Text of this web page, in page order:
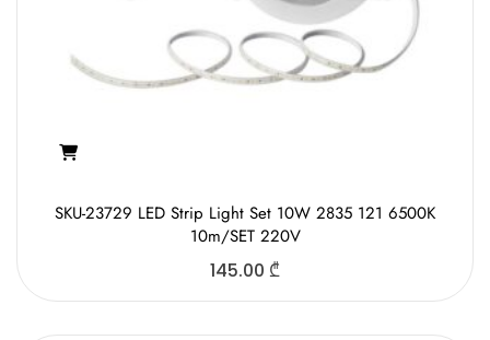
SKU-23729 LED Strip Light Set 10W 2835 121 6500K
10m/SET 220V
145.00 ₾